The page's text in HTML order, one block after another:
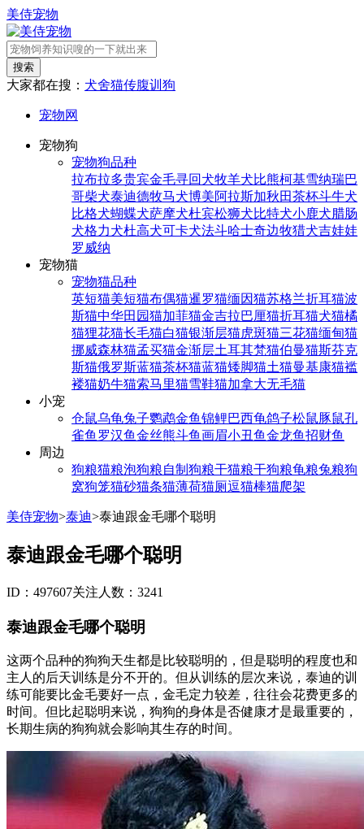
美侍宠物
搜索
大家都在搜： 犬舍猫传腹训狗
宠物网
宠物狗
宠物狗品种
拉布拉多贵宾金毛寻回犬牧羊犬比熊柯基雪纳瑞巴
哥柴犬泰迪德牧马犬博美阿拉斯加秋田茶杯斗牛犬
比格犬蝴蝶犬萨摩犬杜宾松狮犬比特犬小鹿犬腊肠
犬格力犬杜高犬可卡犬法斗哈士奇边牧猎犬吉娃娃
罗威纳
宠物猫
宠物猫品种
英短猫美短猫布偶猫暹罗猫缅因猫苏格兰折耳猫波
斯猫中华田园猫加菲猫金吉拉巴厘猫折耳猫犬猫橘
猫狸花猫长毛猫白猫银渐层猫虎斑猫三花猫缅甸猫
挪威森林猫孟买猫金渐层土耳其梵猫伯曼猫斯芬克
斯猫俄罗斯蓝猫茶杯猫蓝猫矮脚猫土猫曼基康猫褴
褛猫奶牛猫索马里猫雪鞋猫加拿大无毛猫
小宠
仓鼠乌龟兔子鹦鹉金鱼锦鲤巴西龟鸽子松鼠豚鼠孔
雀鱼 罗汉鱼金丝熊斗鱼画眉小丑鱼金龙鱼招财鱼
周边
狗粮猫粮泡狗粮自制狗粮干猫粮干狗粮龟粮兔粮狗
窝狗笼猫砂猫条猫薄荷猫厕逗猫棒猫爬架
美侍宠物>泰迪>泰迪跟金毛哪个聪明
泰迪跟金毛哪个聪明
ID：497607关注人数：3241
泰迪跟金毛哪个聪明
这两个品种的狗狗天生都是比较聪明的，但是聪明的程度也和
主人的后天训练是分不开的。但从训练的层次来说，泰迪的训
练可能要比金毛要好一点，金毛定力较差，往往会花费更多的
时间。但比起聪明来说，狗狗的身体是否健康才是最重要的，
长期生病的狗狗就会影响其生存的时间。